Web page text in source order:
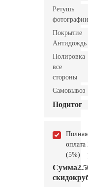
Ретушь
фотографии
Покрытие
Антидождь
Полировка
все
стороны
Самовывоз
Подитог
Полная
оплата
(5%)
Сумма
скидок